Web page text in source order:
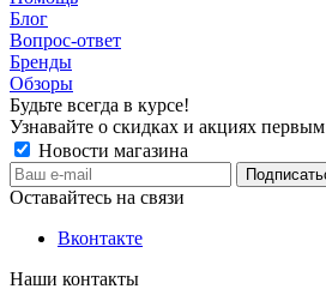
Блог
Вопрос-ответ
Бренды
Обзоры
Будьте всегда в курсе!
Узнавайте о скидках и акциях первым
Новости магазина
Оставайтесь на связи
Вконтакте
Наши контакты